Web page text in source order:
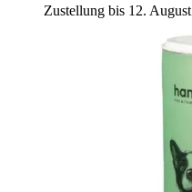
Zustellung bis 12. August